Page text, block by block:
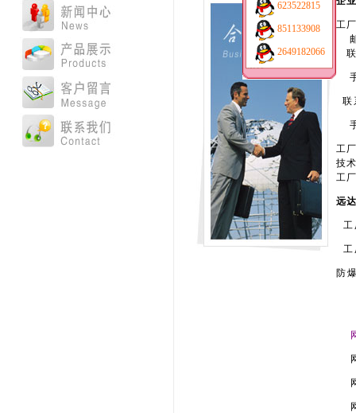
工
邮
联
手
联
手
工
技
工
远
工
工
防
623522815
851133908
2649182066